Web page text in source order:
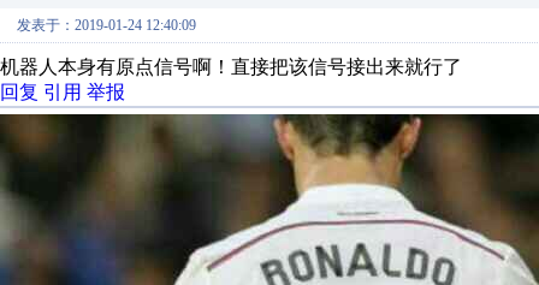
发表于：2019-01-24 12:40:09
机器人本身有原点信号啊！直接把该信号接出来就行了
回复 引用 举报